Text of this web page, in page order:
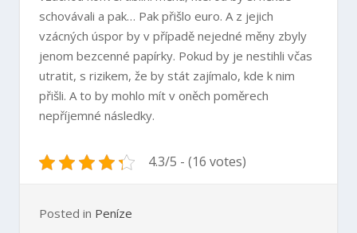
schovávali a pak… Pak přišlo euro. A z jejich
vzácných úspor by v případě nejedné měny zbyly
jenom bezcenné papírky. Pokud by je nestihli včas
utratit, s rizikem, že by stát zajímalo, kde k nim
přišli. A to by mohlo mít v oněch poměrech
nepříjemné následky.
4.3/5 - (16 votes)
Posted in Peníze